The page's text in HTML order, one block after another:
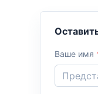
Ваше имя